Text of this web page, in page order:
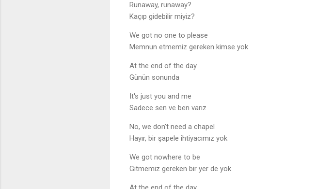
Runaway, runaway?
Kaçıp gidebilir miyiz?
We got no one to please
Memnun etmemiz gereken kimse yok
At the end of the day
Günün sonunda
It's just you and me
Sadece sen ve ben varız
No, we don't need a chapel
Hayır, bir şapele ihtiyacımız yok
We got nowhere to be
Gitmemiz gereken bir yer de yok